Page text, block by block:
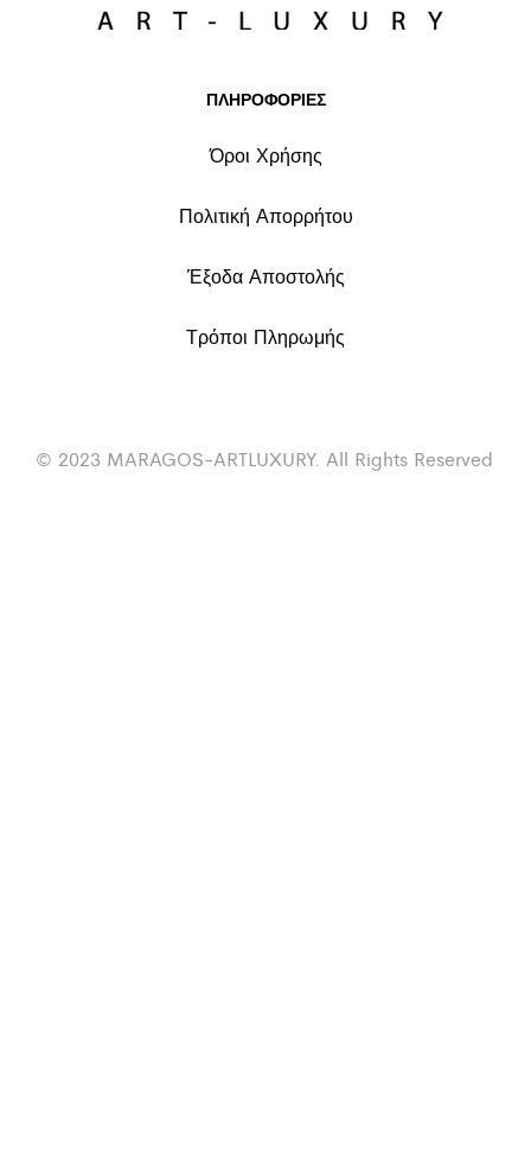
ΠΛΗΡΟΦΟΡΙΕΣ
Όροι Χρήσης
Πολιτική Απορρήτου
Έξοδα Αποστολής
Τρόποι Πληρωμής
© 2023 MARAGOS-ARTLUXURY. All Rights Reserved